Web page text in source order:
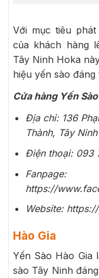
Với mục tiêu
của khách hàng
Tây Ninh Hoka
hiệu yến sào
Cửa hàng Yến
Địa chỉ: 136
Thành, Tây Ninh
Điện thoại: 093
Fanpage:
https://
Website:
Hào Gia
Yến Sào Hào Gia
sào Tây Ninh